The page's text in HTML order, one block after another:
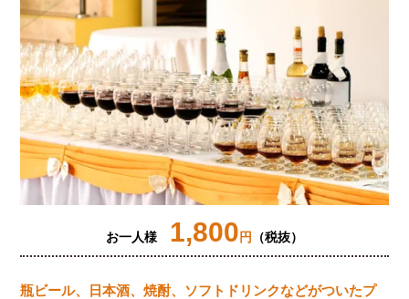
お一人様 1,800 円 （税抜）
瓶ビール、日本酒、焼酎、ソフトドリンクなどがついたプ